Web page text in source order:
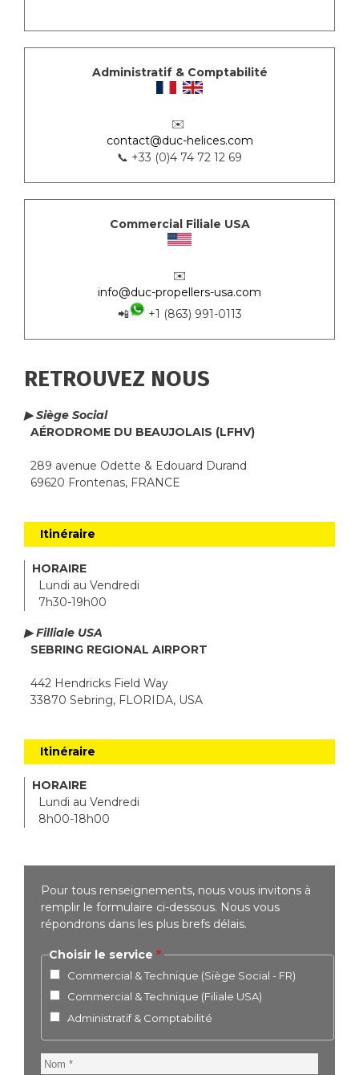
Administratif & Comptabilité
✉️
contact@duc-helices.com
📞 +33 (0)4 74 72 12 69
Commercial Filiale USA
✉️
info@duc-propellers-usa.com
📲
+1 (863) 991-0113
RETROUVEZ NOUS
▶ Siège Social
AÉRODROME DU BEAUJOLAIS (LFHV)
289 avenue Odette & Edouard Durand
69620 Frontenas, FRANCE
Itinéraire
HORAIRE
Lundi au Vendredi
7h30-19h00
▶ Filliale USA
SEBRING REGIONAL AIRPORT
442 Hendricks Field Way
33870 Sebring, FLORIDA, USA
Itinéraire
HORAIRE
Lundi au Vendredi
8h00-18h00
Pour tous renseignements, nous vous invitons à
remplir le formulaire ci-dessous. Nous vous
répondrons dans les plus brefs délais.
Choisir le service
Commercial & Technique (Siège Social - FR)
Commercial & Technique (Filiale USA)
Administratif & Comptabilité
Nom